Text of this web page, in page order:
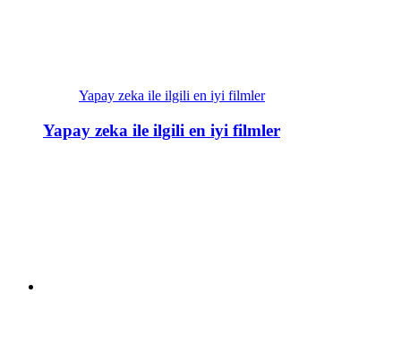
Yapay zeka ile ilgili en iyi filmler
Yapay zeka ile ilgili en iyi filmler